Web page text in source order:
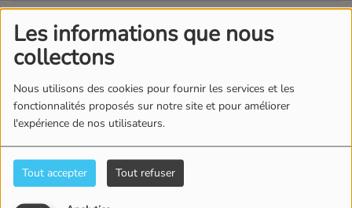
Les informations que nous
collectons
Nous utilisons des cookies pour fournir les services et les
fonctionnalités proposés sur notre site et pour améliorer
l'expérience de nos utilisateurs.
Tout accepter Tout refuser